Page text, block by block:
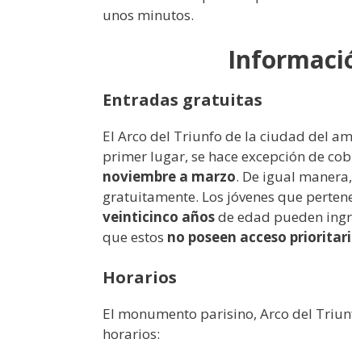
unos minutos.
Entradas gratuitas
El Arco del Triunfo de la ciudad del
primer lugar, se hace excepción de
noviembre a marzo. De igual
gratuitamente. Los jóvenes que
veinticinco añosde edad pueden
que estos no poseen acceso
Horarios
El monumento parisino, Arco del
horarios: